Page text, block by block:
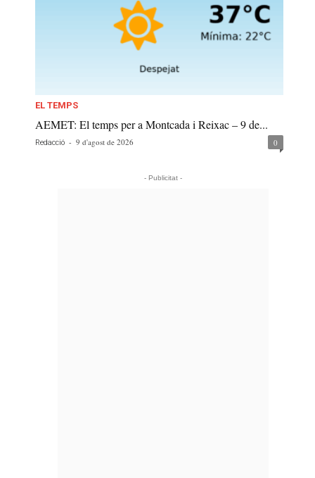
EL TEMPS
AEMET: El temps per a Montcada i Reixac – 9 de...
Redacció - 9 d'agost de 2026 0
- Publicitat -